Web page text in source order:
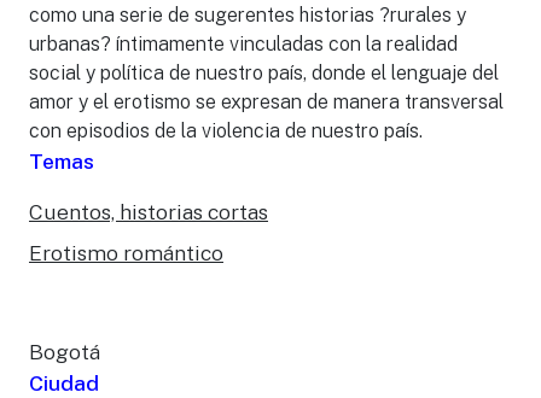
como una serie de sugerentes historias ?rurales y
urbanas? íntimamente vinculadas con la realidad
social y política de nuestro país, donde el lenguaje del
amor y el erotismo se expresan de manera transversal
con episodios de la violencia de nuestro país.
Temas
Cuentos, historias cortas
Erotismo romántico
Bogotá
Ciudad